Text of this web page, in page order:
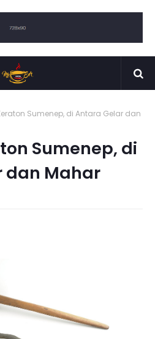
Sumenep, di Antara Gelar dan
Sumenep, di
dan Mahar